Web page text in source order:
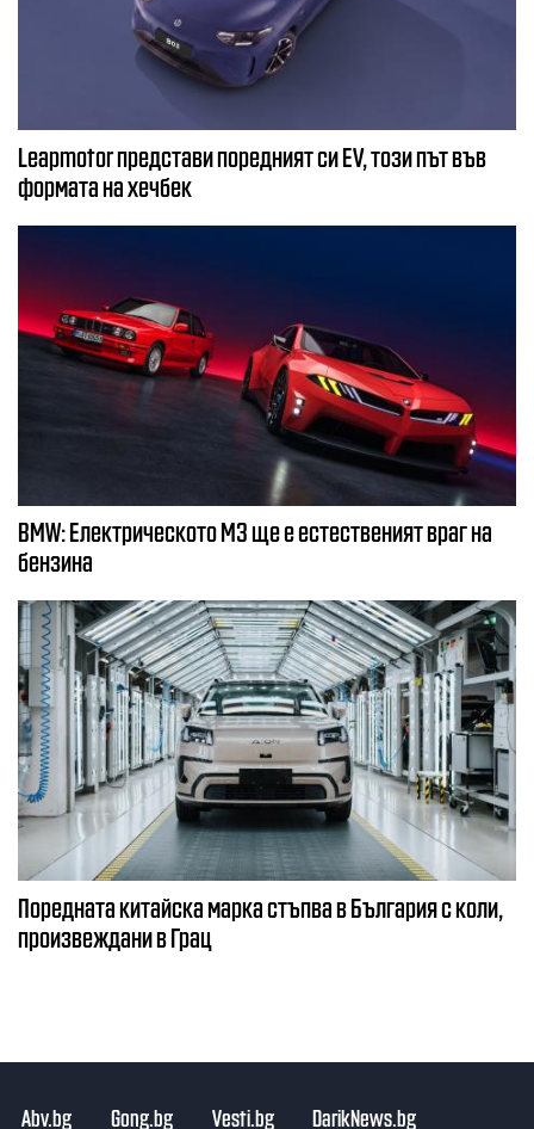
Leapmotor представи поредният си EV, този път във
формата на хечбек
BMW: Електрическото М3 ще е естественият враг на
бензина
Поредната китайска марка стъпва в България с коли,
произвеждани в Грац
Abv.bg Gong.bg Vesti.bg DarikNews.bg